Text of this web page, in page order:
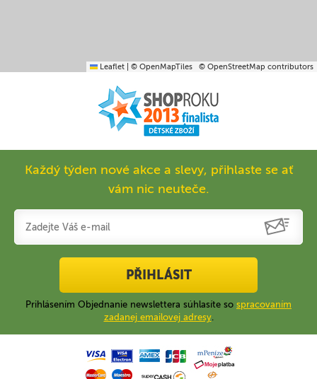
Leaflet © OpenMapTiles © OpenStreetMap contributors
Každý týden nové akce a slevy, přihlaste se ať
vám nic neuteče.
PŘIHLÁSIT
Prihlásením Objednanie newslettera súhlasíte so spracovaním
zadanej emailovej adresy.